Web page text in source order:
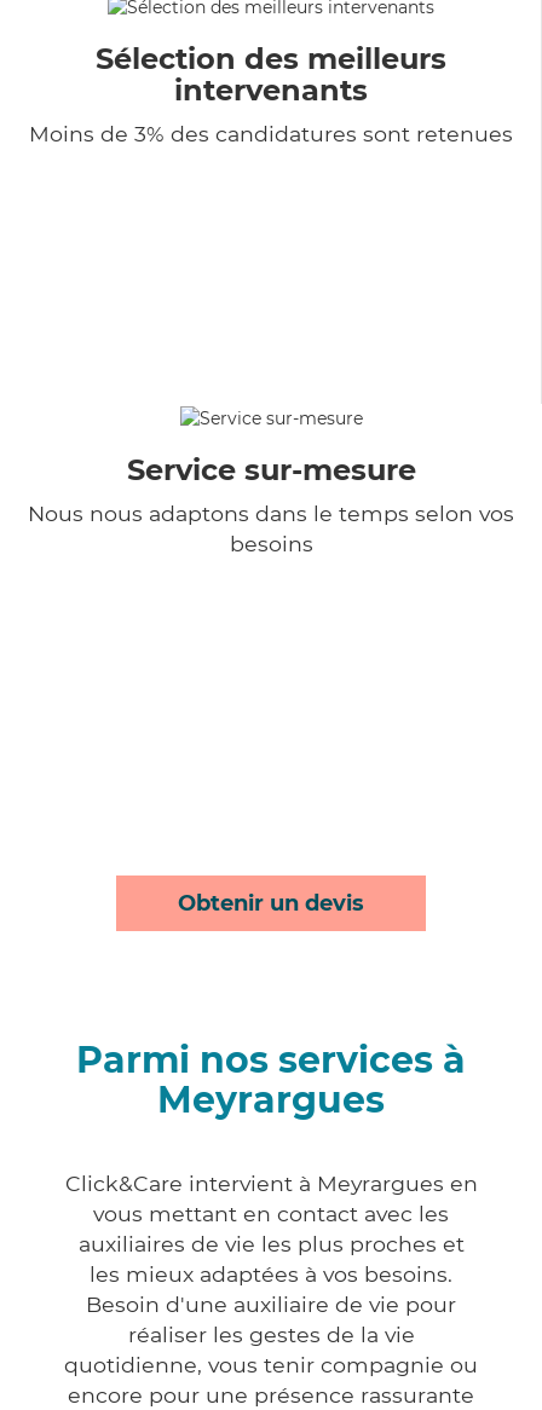
Sélection des meilleurs
intervenants
Moins de 3% des candidatures sont retenues
Service sur-mesure
Nous nous adaptons dans le temps selon vos
besoins
Obtenir un devis
Parmi nos services à
Meyrargues
Click&Care intervient à Meyrargues en
vous mettant en contact avec les
auxiliaires de vie les plus proches et
les mieux adaptées à vos besoins.
Besoin d'une auxiliaire de vie pour
réaliser les gestes de la vie
quotidienne, vous tenir compagnie ou
encore pour une présence rassurante